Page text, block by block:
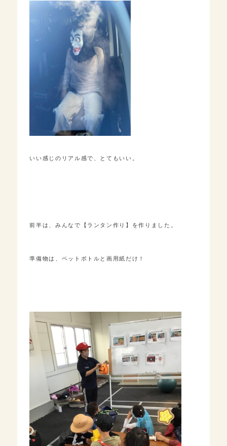
いい感じのリアル感で、とてもいい。
前半は、みんなで【ランタン作り】を作りました。
準備物は、ペットボトルと画用紙だけ！